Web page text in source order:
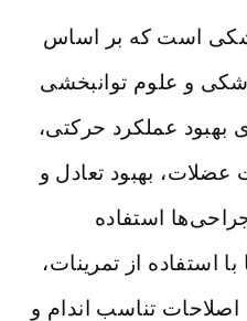
است که بر اساس
و علوم توانبخشی
بهبود عملکرد حرکتی،
بهبود تعادل و
استفاده
استفاده از تمرینات،
تناسب اندام و